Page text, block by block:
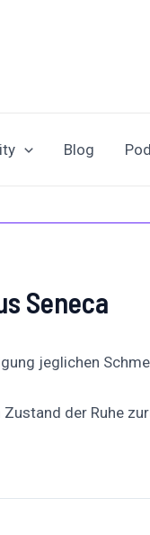
Blog
Seneca
jeglichen
der Ruhe